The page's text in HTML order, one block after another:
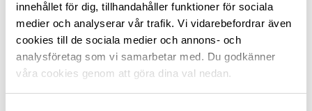
innehållet för dig, tillhandahåller funktioner för sociala
medier och analyserar vår trafik. Vi vidarebefordrar även
cookies till de sociala medier och annons- och
analysföretag som vi samarbetar med. Du godkänner
våra cookies genom att göra dina val nedan.